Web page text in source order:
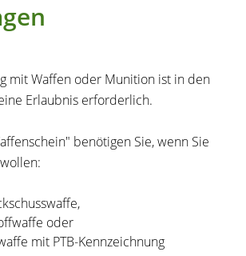
mit Waffen oder Munition ist in den
Erlaubnis erforderlich.
benötigen Sie, wenn Sie
oder
mit PTB-Kennzeichnung